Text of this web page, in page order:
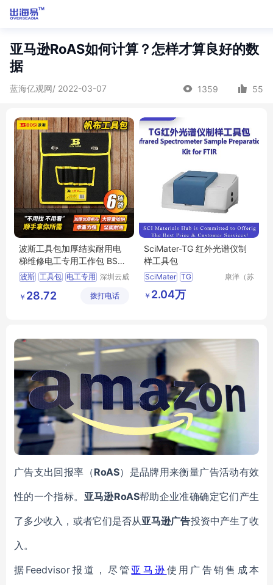
亚马逊RoAS如何计算？怎样才算良好的数
据
蓝海亿观网/ 2022-03-07 1359 55
波斯工具包加厚结实耐用电
梯维修电工专用工作包 BS52
5314
波斯 工具包 电工专用 深圳云威
有限公司
￥ 28.72 拨打电话
SciMater-TG 红外光谱仪制
样工具包
SciMater TG
红外光谱仪制样工具包
康洋（苏
￥ 2.04万
广告支出回报率（RoAS）是品牌用来衡量广告活动有效
性的一个指标。 亚马逊RoAS帮助企业准确确定它们产生
了多少收入，或者它们是否从亚马逊广告投资中产生了收
入。
据 Feedvisor报道，尽管 亚马逊 使用广告销售成本